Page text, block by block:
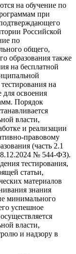
на обучение по
при
Российской
по
общего,
образования также
на бесплатной
на
для освоения
Порядок
власти,
и реализации
правовому
(часть 2.1
№ 544-ФЗ).
тестирования,
статьи,
материалов
знания
минимального
успешное
власти,
и надзору в